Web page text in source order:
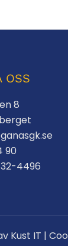
OSS
8
90
4496
Kust IT |